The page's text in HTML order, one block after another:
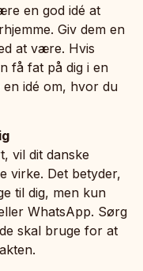
en god idé at
Giv dem en
at være. Hvis
få fat på dig i en
en idé om, hvor du
vil dit danske
virke. Det betyder,
til dig, men kun
WhatsApp. Sørg
skal bruge for at